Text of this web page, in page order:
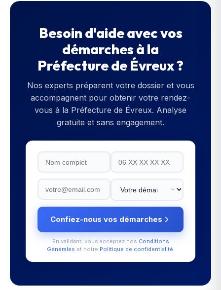
Besoin d'aide avec vos
démarches à la
Préfecture de Évreux?
Nos experts préparent votre dossier et vous
accompagnent pour obtenir votre rendez-
vous à la Préfecture de Évreux. Analyse
gratuite et sans engagement.
Confiez-nous vos démarches
En validant, vous acceptez nos Conditions
Générales et notre Politique de confidentialité.